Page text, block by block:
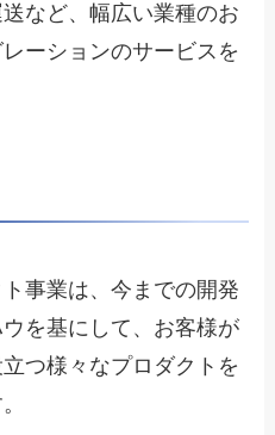
など、幅広い業種のお
ーションのサービスを
事業は、今までの開発
を基にして、お客様が
つ様々なプロダクトを